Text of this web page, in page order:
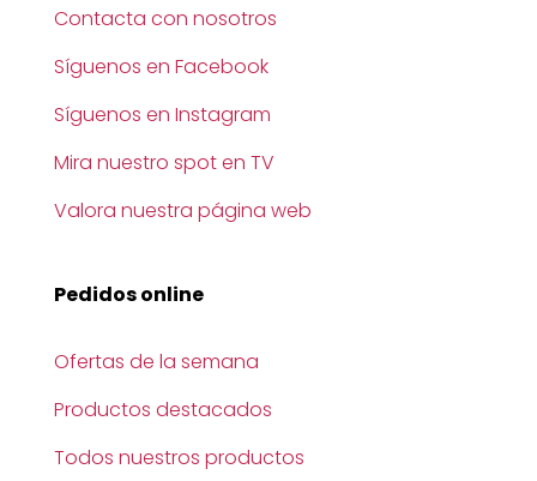
Contacta con nosotros
Síguenos en Facebook
Síguenos en Instagram
Mira nuestro spot en TV
Valora nuestra página web
Pedidos online
Ofertas de la semana
Productos destacados
Todos nuestros productos